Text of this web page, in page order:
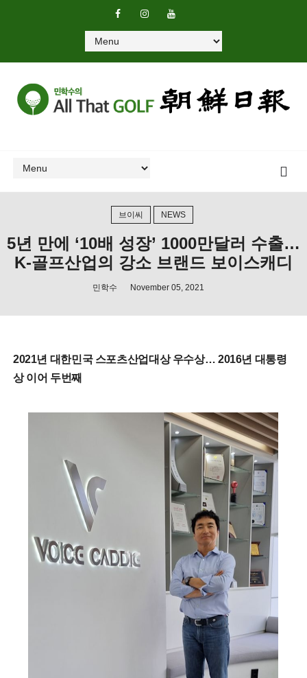
브이씨 NEWS
5년 만에 ‘10배 성장’ 1000만달러 수출…
K-골프산업의 강소 브랜드 보이스캐디
민학수 November 05, 2021
2021년 대한민국 스포츠산업대상 우수상… 2016년 대통령
상 이어 두번째